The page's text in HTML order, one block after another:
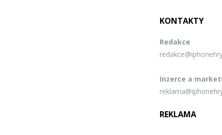
KONTAKTY
Redakce
Inzerce a
REKLAMA